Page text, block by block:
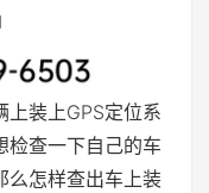
装上GPS定位系
检查一下自己的车
么怎样查出车上装